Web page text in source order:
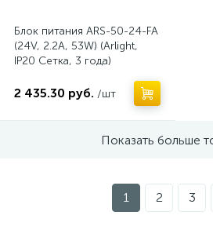
Блок питания ARS-50-24-FA
(24V, 2.2A, 53W) (Arlight,
IP20 Сетка, 3 года)
2 435.30 руб. /шт
Показать больше
1 2 3